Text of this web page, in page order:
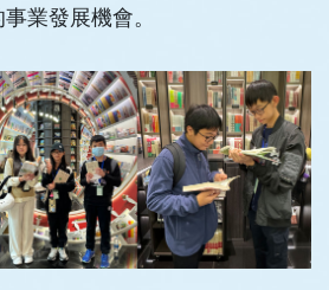
業發展機會。